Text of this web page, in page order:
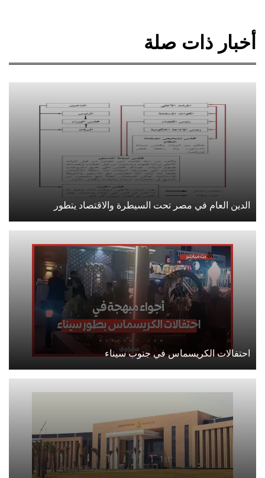
أخبار ذات صلة
الدين العام في مصر تحت السيطرة والاقتصاد يتطور
احتفالات الكريسماس في جنوب سيناء